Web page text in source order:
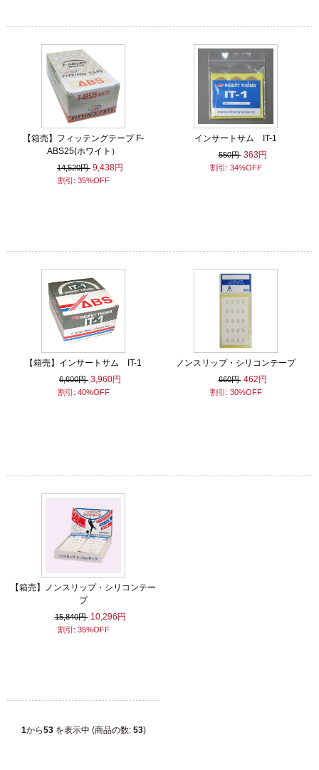
【箱売】フィッテングテープ F-
ABS25(ホワイト）
14,520円 9,438円
割引: 35%OFF
インサートサム IT-1
550円 363円
割引: 34%OFF
【箱売】インサートサム IT-1
6,600円 3,960円
割引: 40%OFF
ノンスリップ・シリコンテープ
660円 462円
割引: 30%OFF
【箱売】ノンスリップ・シリコンテー
プ
15,840円 10,296円
割引: 35%OFF
1から53を表示中 (商品の数: 53)